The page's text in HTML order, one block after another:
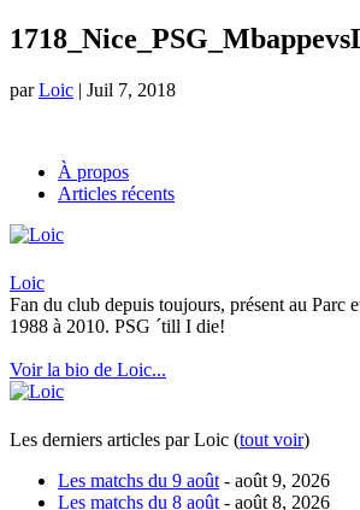
parLoic | Juil 7, 2018
À propos
Articles récents
Loic
Fan du club depuis toujours, présent au Parc
1988 à 2010. PSG ´till I die!
Voir la bio de Loic...
Les derniers articles par Loic (tout voir)
Les matchs du 9 août - août 9, 2026
Les matchs du 8 août - août 8, 2026